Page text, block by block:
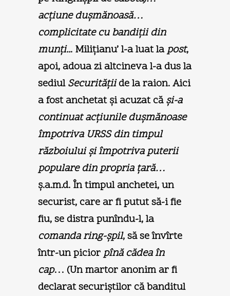
acţiune duşmănoasă…
complicitate cu bandiţii din
munţi... Miliţianu’ l-a luat lapost,
apoi, adoua zi altcineva l-a dus la
sediulSecurităţiide la raion. Aici
a fost anchetat şi acuzat căşi-a
continuat acţiunile duşmănoase
împotriva URSS din timpul
războiului şi împotriva puterii
populare din propria ţară…
ş.a.m.d. În timpul anchetei, un
securist, care ar fi putut să-i fie
fiu, se distra punîndu-l, la
comanda ring-şpil, să se învîrte
într-un piciorpînă cădea în
cap… (Un martor anonim ar fi
declarat securiştilor că banditul